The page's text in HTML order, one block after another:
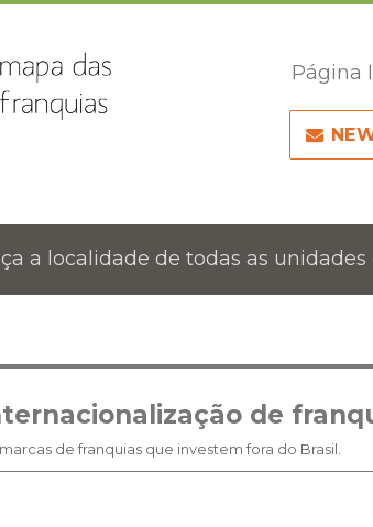
Página
a localidade de todas as
de
de franquias que investem fora do Brasil.